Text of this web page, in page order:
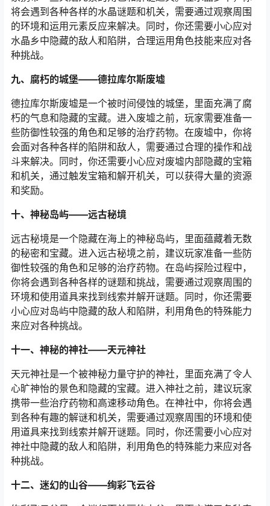
将会遇到各种各样的水晶谜题和机关，需要通过观察周围
的环境和运用元素反应来解决。同时，你还需要小心应对
水晶乡中隐藏的敌人和陷阱，合理运用角色技能来应对各
种挑战。
九、腐朽的城堡——德拉库尔斯废墟
德拉库尔斯废墟是一个被时间侵蚀的城堡，里面充满了腐
朽的气息和隐藏的宝藏。进入废墟之前，玩家需要准备一
些防御性较强的角色和足够的治疗药物。在废墟中，你将
会面对各种各样的陷阱和敌人，需要通过合理的操作和战
斗来解决。同时，你还需要小心应对废墟内部隐藏的宝箱
和机关，通过触发宝箱和解开机关，可以获得大量的资源
和奖励。
十、神秘岛屿——远古秘境
远古秘境是一个隐藏在海上的神秘岛屿，里面蕴藏着无数
的秘密和宝藏。进入远古秘境之前，建议玩家准备一些防
御性较强的角色和足够的治疗药物。在岛屿探险过程中，
你将会遇到各种各样的谜题和挑战，需要通过观察周围的
环境和使用道具来找到线索并解开谜题。同时，你还需要
小心应对岛屿中隐藏的敌人和陷阱，利用角色的特殊能力
来应对各种挑战。
十一、神秘的神社——天元神社
天元神社是一个被神秘力量守护的神社，里面充满了令人
心旷神怡的景色和隐藏的宝藏。进入神社之前，建议玩家
携带一些治疗药物和高速移动角色。在神社中，你将会遇
到各种有趣的解谜和机关，需要通过观察周围的环境和使
用道具来找到线索并解开谜题。同时，你还需要小心应对
神社中隐藏的敌人和陷阱，利用角色的特殊能力来应对各
种挑战。
十二、迷幻的山谷——绚彩飞云谷